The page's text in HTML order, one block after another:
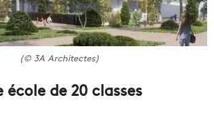
(© 3A Architectes)
école de 20 classes